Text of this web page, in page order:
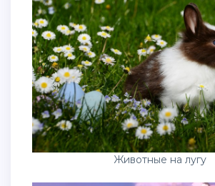
Животные на лугу